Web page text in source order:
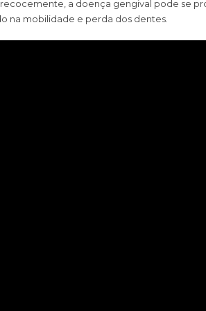
a doença gengival pode se
na mobilidade e perda dos dentes.